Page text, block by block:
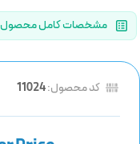
مشخصات کامل محصول
کد محصول:11024